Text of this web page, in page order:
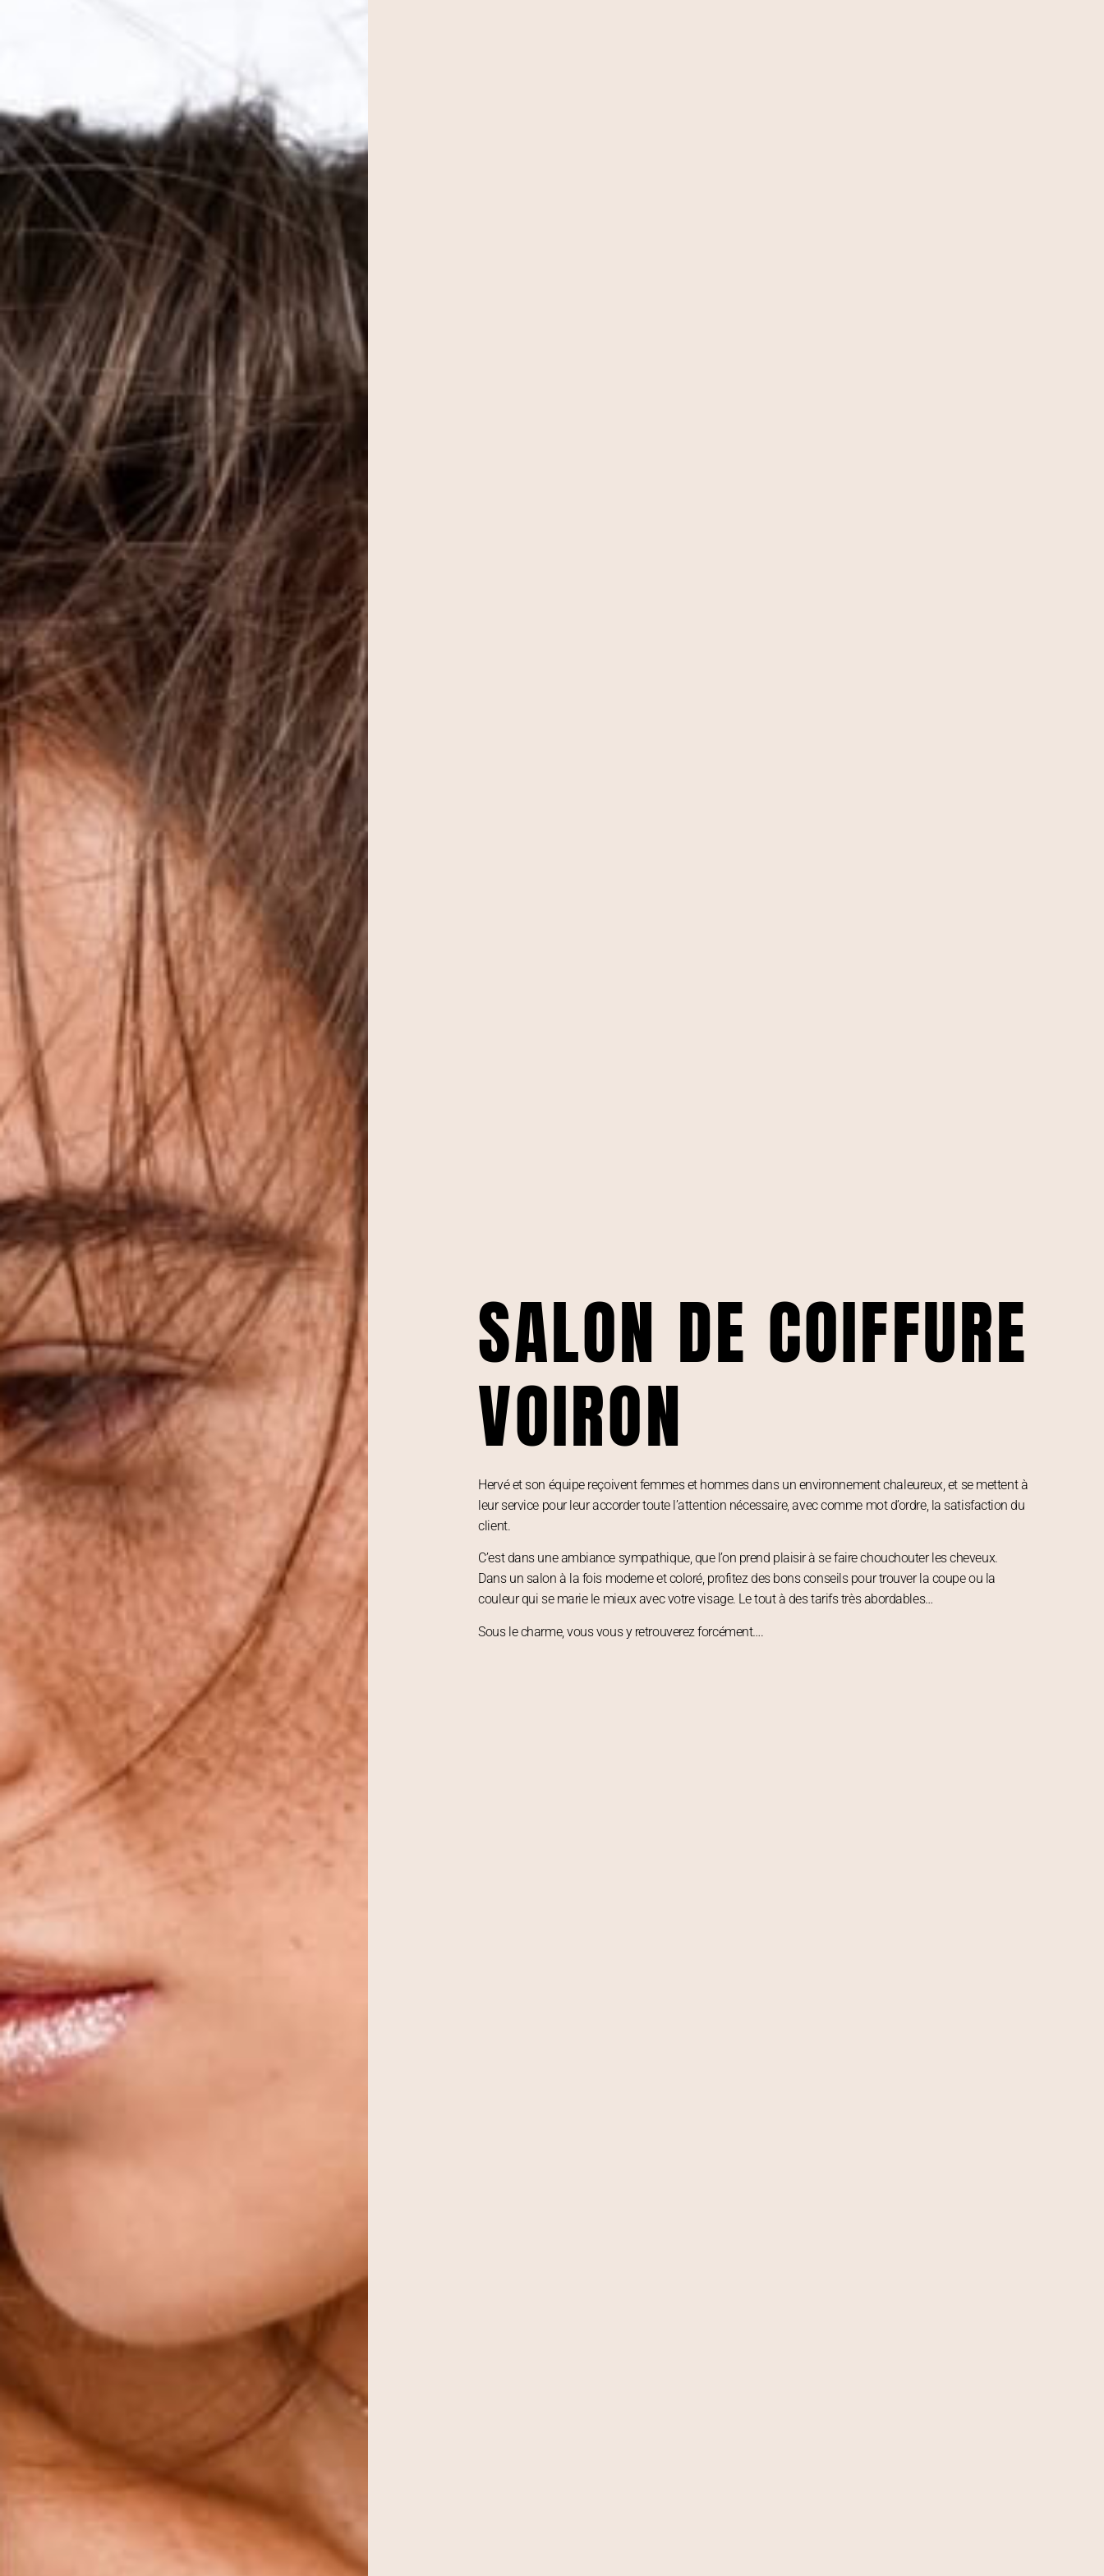
SALON DE COIFFURE
VOIRON
Hervé et son équipe reçoivent femmes et hommes dans un environnement chaleureux, et se mettent à
leur service pour leur accorder toute l’attention nécessaire, avec comme mot d’ordre, la satisfaction du
client.
C’est dans une ambiance sympathique, que l’on prend plaisir à se faire chouchouter les cheveux.
Dans un salon à la fois moderne et coloré, profitez des bons conseils pour trouver la coupe ou la
couleur qui se marie le mieux avec votre visage. Le tout à des tarifs très abordables…
Sous le charme, vous vous y retrouverez forcément….